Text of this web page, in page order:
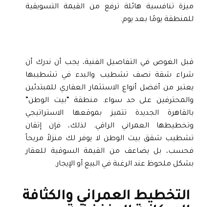
ميزة تنافسية هائلة ترفع من القيمة التسويقية
للمنطقة يومًا بعد يوم.
قبل الغوص في التفاصيل الفنية، يجب أن ندرك أن
شراء شقة نصف تشطيب والبدء في تشطيبها
يعتبر من أفضل أنواع الاستثمار العقاري للمبتدئين
والمحترفين على حد سواء. منطقة “بيت الوطن”
بالقاهرة الجديدة تتميز بموقعها الاستراتيجي
وتخطيطها العمراني الراقي. لذلك، فإن إتقان
تشطيب شقق بيت الوطن لا يوفر لك منزلاً مريحاً
فحسب، بل يضاعف من القيمة السوقية للعقار
بشكل ملحوظ عند الرغبة في البيع أو الإيجار.
التخطيط العمراني والكثافة